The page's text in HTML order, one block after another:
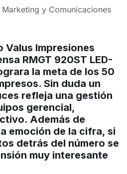
Marketing y Comunicaciones
Valus Impresiones
RMGT 920ST LED-
la meta de los 50
Sin duda un
refleja una gestión
gerencial,
Además de
emoción de la cifra, si
detrás del número se
muy interesante